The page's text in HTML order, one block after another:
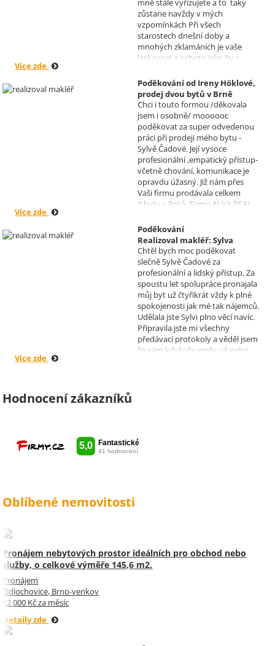
mně stále vyřizujete a to taky
zůstane navždy v mých
vzpomínkách Při všech
starostech dnešní doby a
mnohých zklamáních je vaše
laskavost a ochota jako by z
informace a děkuji za vaše úsilí.
Zatím se mějte moc a moc hezky.
S pozdravem Pavel Míšek
Více zde
Poděkování od Ireny Höklové,
prodej dvou bytů v Brně
Realizoval makléř: Sylva
Čadová
Chci i touto formou /děkovala
jsem i osobně/ moooooc
poděkovat za super odvedenou
práci při prodeji mého bytu -
Sylvě Čadové. Její vysoce
profesionální ,empatický přístup-
včetně chování, komunikace je
opravdu úžasný. Již nám přes
Vaši firmu prodávala celkem
2.byty v Brně. Firmu ALVA REAL
Krásné dny Vám a Vašim
zaměstnancům. Irena Höklová,
Brno
Více zde
Poděkování
Realizoval makléř: Sylva
Čadová
Chtěl bych moc poděkovat
slečně Sylvě Čadové za
profesionální a lidský přístup. Za
spoustu let spolupráce pronajala
můj byt už čtyřikrát vždy k plné
spokojenosti jak mé tak nájemců.
Udělala jste Sylvi plno věcí navíc.
Připravila jste mi všechny
předávací protokoly a věděl jsem
že vám kdykoliv mohu já nebo
Více zde
Hodnocení zákazníků
Oblíbené nemovitosti
Pronájem nebytových prostor ideálních pro obchod nebo
služby, o celkové výměře 145,6 m2.
Pronájem
Židlochovice, Brno-venkov
12 000 Kč za měsíc
Detaily zde